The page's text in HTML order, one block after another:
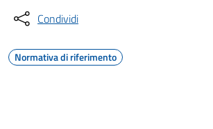
Condividi
Normativa di riferimento